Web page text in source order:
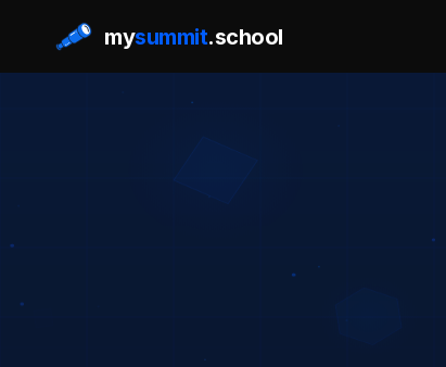
mysummit.school
Главная